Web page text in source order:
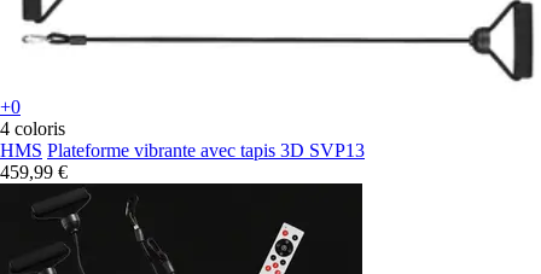
+0
4 coloris
HMS Plateforme vibrante avec tapis 3D SVP13
459,99 €